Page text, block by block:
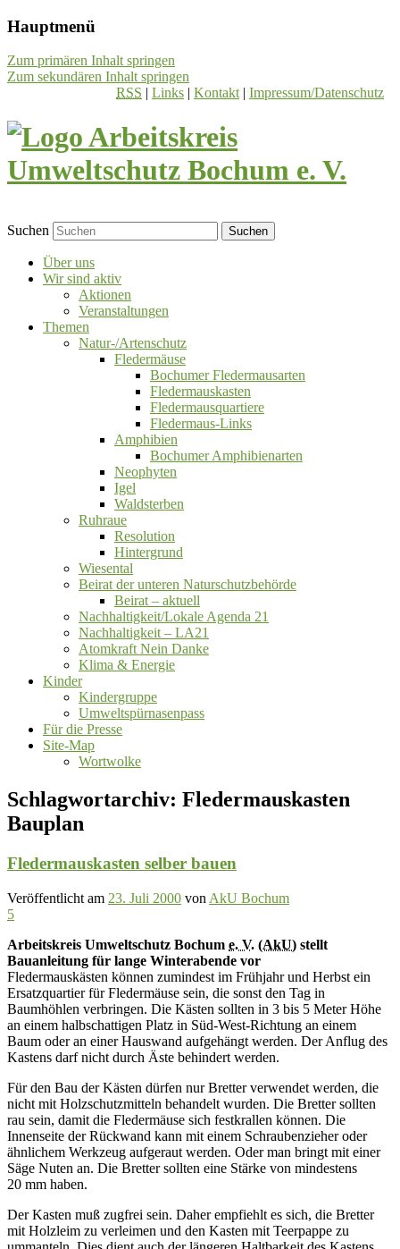
Hauptmenü
Zum primären Inhalt springen
Zum sekundären Inhalt springen
RSS | Links | Kontakt| Impressum/Datenschutz
Suchen
Über uns
Wir sind aktiv
Aktionen
Veranstaltungen
Themen
Natur-/Artenschutz
Fledermäuse
Bochumer Fledermausarten
Fledermauskasten
Fledermausquartiere
Fledermaus-Links
Amphibien
Bochumer Amphibienarten
Neophyten
Igel
Waldsterben
Ruhraue
Resolution
Hintergrund
Wiesental
Beirat der unteren Naturschutzbehörde
Beirat ‒ aktuell
Nachhaltigkeit/Lokale Agenda 21
Nachhaltigkeit – LA21
Atomkraft Nein Danke
Klima & Energie
Kinder
Kindergruppe
Umweltspürnasenpass
Für die Presse
Site-Map
Wortwolke
Schlagwortarchiv: Fledermauskasten
Bauplan
Fledermauskasten selber bauen
Veröffentlicht am 23. Juli 2000 von AkU Bochum
5
Arbeitskreis Umweltschutz Bochum e. V. (AkU) stellt
Bauanleitung für lange Winterabende vor
Fledermauskästen können zumindest im Frühjahr und Herbst ein
Ersatzquartier für Fledermäuse sein, die sonst den Tag in
Baumhöhlen verbringen. Die Kästen sollten in 3 bis 5 Meter Höhe
an einem halbschattigen Platz in Süd-West-Richtung an einem
Baum oder an einer Hauswand aufgehängt werden. Der Anflug des
Kastens darf nicht durch Äste behindert werden.
Für den Bau der Kästen dürfen nur Bretter verwendet werden, die
nicht mit Holzschutzmitteln behandelt wurden. Die Bretter sollten
rau sein, damit die Fledermäuse sich festkrallen können. Die
Innenseite der Rückwand kann mit einem Schraubenzieher oder
ähnlichem Werkzeug aufgeraut werden. Oder man bringt mit einer
Säge Nuten an. Die Bretter sollten eine Stärke von mindestens
20 mm haben.
Der Kasten muß zugfrei sein. Daher empfiehlt es sich, die Bretter
mit Holzleim zu verleimen und den Kasten mit Teerpappe zu